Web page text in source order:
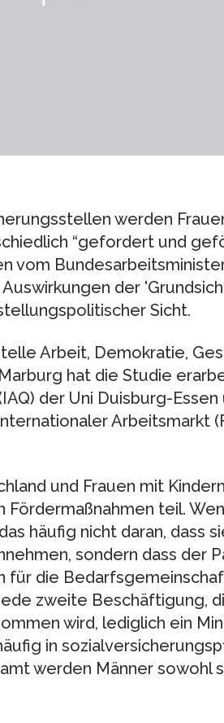
werden
“gefordert und
vom
der
Sicht.
Arbeit, Demokratie,
hat die Studie
der Uni Duisburg-
Arbeitsmarkt
und Frauen mit
teil.
häufig nicht daran, dass
sondern dass der
für die
zweite Beschäftigung,
wird, lediglich ein
in
werden Männer sowohl